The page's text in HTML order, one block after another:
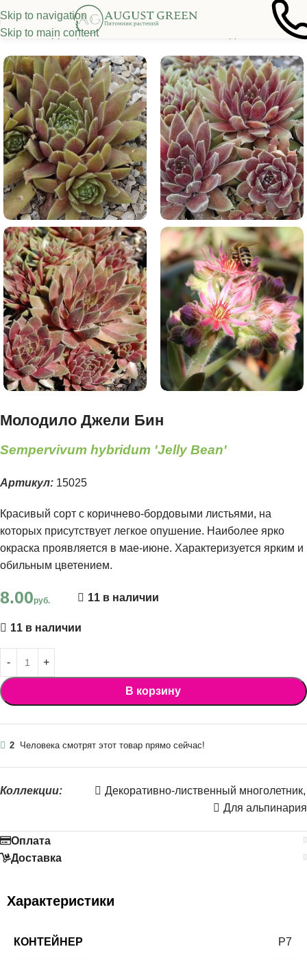
Skip to navigation
Skip to main content
Главная/Декоративные многолетники
Молодило Джели Бин
Sempervivum hybridum 'Jelly Bean'
Артикул: 15025
Красивый сорт с коричнево-бордовыми листьями, на
которых присутствует легкое опушение. Наиболее ярко
окраска проявляется в мае-июне. Характеризуется ярким и
обильным цветением.
8.00руб. 11 в наличии
11 в наличии
В корзину
2 Человека смотрят этот товар прямо сейчас!
Коллекции: Декоративно-лиственный многолетник,
Для альпинария
Оплата
Доставка
Характеристики
КОНТЕЙНЕР Р7